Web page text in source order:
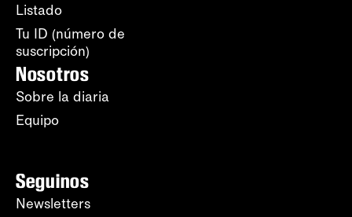
Listado
Tu ID (número de
suscripción)
Nosotros
Sobre la diaria
Equipo
Seguinos
Newsletters